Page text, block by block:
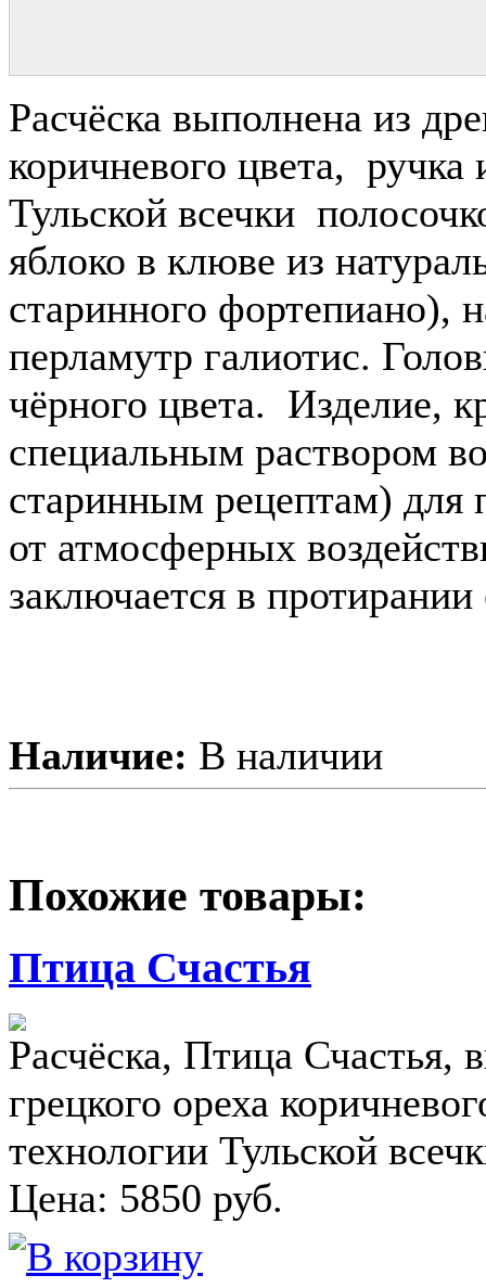
Расчёска выполнена из
коричневого цвета, ручка
Тульской всечки
яблоко в клюве из
старинного фортепиано),
перламутр галиотис.
чёрного цвета. Изделие,
специальным раствором
старинным рецептам) для
от атмосферных
заключается в
Наличие: В наличии
Похожие товары:
Птица Счастья
Расчёска, Птица Счастья,
грецкого ореха
технологии Тульской
Цена: 5850 руб.